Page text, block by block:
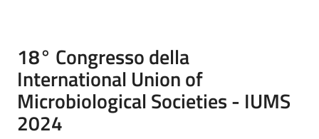
18° Congresso della
International Union of
Microbiological Societies - IUMS
2024